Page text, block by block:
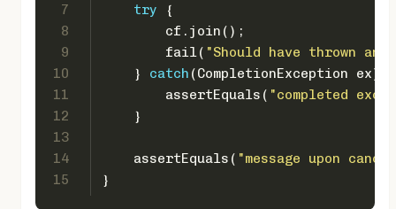
7
8
9
10
11
12
13
14
15
try {
        cf.join();
        fail(
"Should have thrown an
    }
catch (CompletionException ex)
        assertEquals(
"completed
    }
    assertEquals(
"message upon
}